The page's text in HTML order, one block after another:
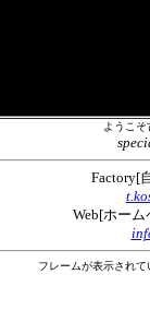
ようこ
Factory[
Web[ホー
フレームが表示され